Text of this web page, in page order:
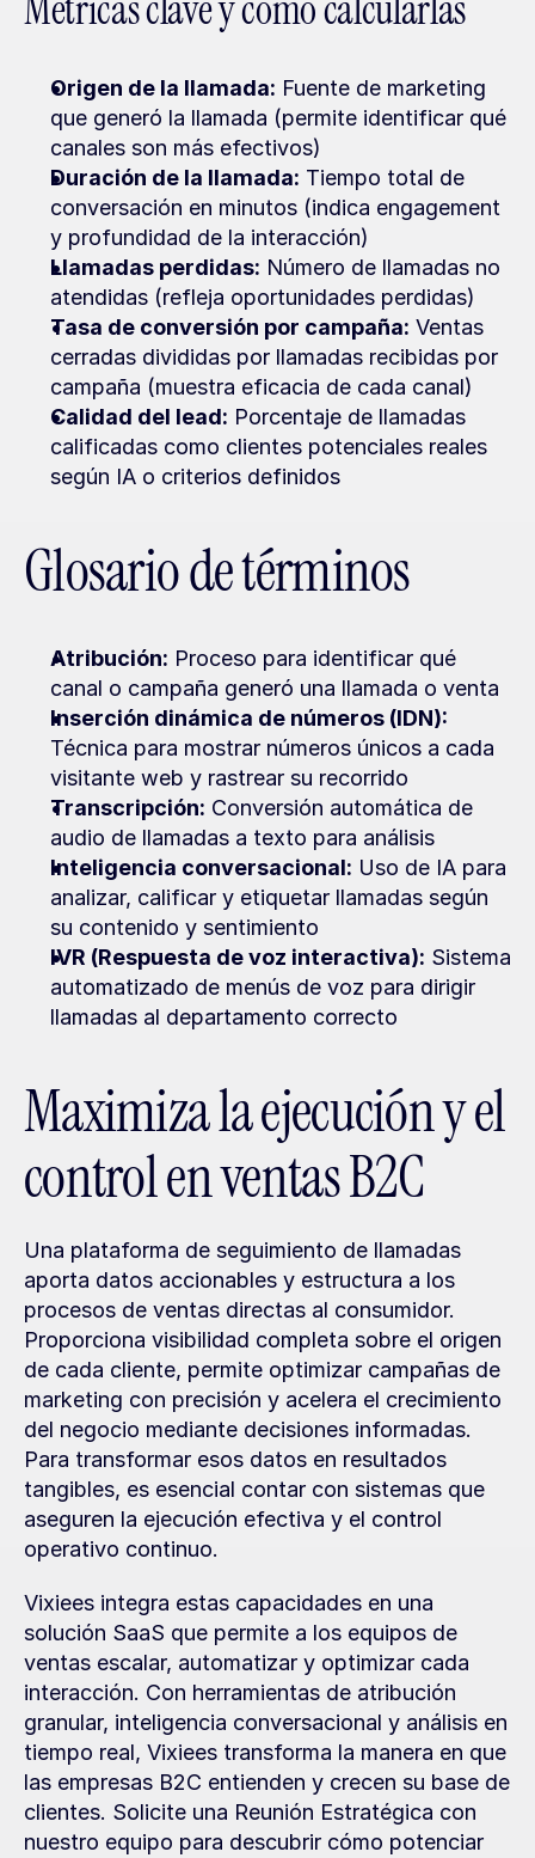
Origen de la llamada: Fuente de marketing
que generó la llamada (permite identificar qué
canales son más efectivos)
Duración de la llamada: Tiempo total de
conversación en minutos (indica engagement
y profundidad de la interacción)
Llamadas perdidas: Número de llamadas no
atendidas (refleja oportunidades perdidas)
Tasa de conversión por campaña: Ventas
cerradas divididas por llamadas recibidas por
campaña (muestra eficacia de cada canal)
Calidad del lead: Porcentaje de llamadas
calificadas como clientes potenciales reales
según IA o criterios definidos
Glosario de términos
Atribución: Proceso para identificar qué
canal o campaña generó una llamada o venta
Inserción dinámica de números (IDN):
Técnica para mostrar números únicos a cada
visitante web y rastrear su recorrido
Transcripción: Conversión automática de
audio de llamadas a texto para análisis
Inteligencia conversacional: Uso de IA para
analizar, calificar y etiquetar llamadas según
su contenido y sentimiento
IVR (Respuesta de voz interactiva): Sistema
automatizado de menús de voz para dirigir
llamadas al departamento correcto
Maximiza la ejecución y el
control en ventas B2C
Una plataforma de seguimiento de llamadas
aporta datos accionables y estructura a los
procesos de ventas directas al consumidor.
Proporciona visibilidad completa sobre el origen
de cada cliente, permite optimizar campañas de
marketing con precisión y acelera el crecimiento
del negocio mediante decisiones informadas.
Para transformar esos datos en resultados
tangibles, es esencial contar con sistemas que
aseguren la ejecución efectiva y el control
operativo continuo.
Vixiees integra estas capacidades en una
solución SaaS que permite a los equipos de
ventas escalar, automatizar y optimizar cada
interacción. Con herramientas de atribución
granular, inteligencia conversacional y análisis en
tiempo real, Vixiees transforma la manera en que
las empresas B2C entienden y crecen su base de
clientes. Solicite una Reunión Estratégica con
nuestro equipo para descubrir cómo potenciar